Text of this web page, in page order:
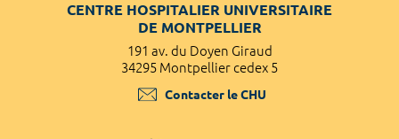
CENTRE HOSPITALIER UNIVERSITAIRE
DE MONTPELLIER
191 av. du Doyen Giraud
34295 Montpellier cedex 5
Contacter le CHU